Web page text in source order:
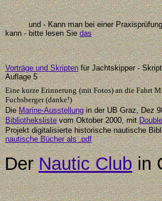
und - Kann man bei einer
kann - bittelesen Siedas
Vorträge und Skriptenfür Jachtskipper -
Auflage5
Eine kurze Erinnerung (mit Fotos) an die Fahrt
Fuchsberger (danke!)
DieMarine-Ausstellungin der UB Graz, Dez
Bibliothekslistevom Oktober 2000, mit
Projekt digitalisierte historische nautische
nautische Bücher als .pdf
DerNautic Clubin